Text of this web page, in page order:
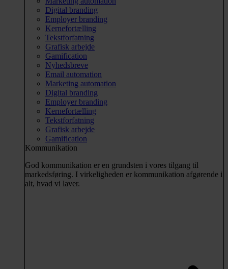
Digital branding
Employer branding
Kernefortælling
Tekstforfatning
Grafisk arbejde
Gamification
Nyhedsbreve
Email automation
Marketing automation
Digital branding
Employer branding
Kernefortælling
Tekstforfatning
Grafisk arbejde
Gamification
Kommunikation
God kommunikation er en grundsten i vores tilgang til
markedsføring. I virkeligheden er kommunikation afgørende i
alt, hvad vi laver.